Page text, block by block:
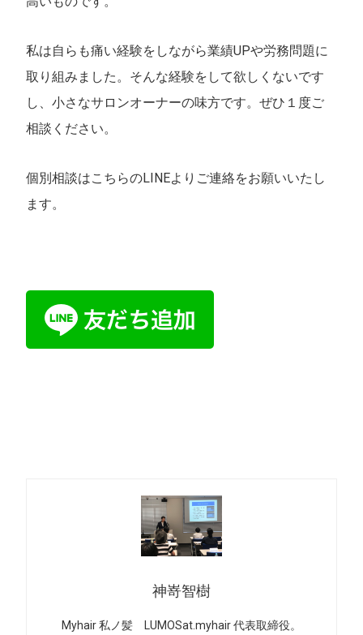
私は自らも痛い経験をしながら業績UPや労務問題に
取り組みました。そんな経験をして欲しくないです
し、小さなサロンオーナーの味方です。ぜひ１度ご
相談ください。
個別相談はこちらのLINEよりご連絡をお願いいたし
ます。
神嵜智樹
Myhair 私ノ髪 LUMOSat.myhair 代表取締役。